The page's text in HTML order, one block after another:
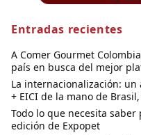
Entradas recientes
A Comer Gourmet
país en busca del mejor
La internacionalización: un
+ EICI de la mano de
Todo lo que necesita
edición de Expopet